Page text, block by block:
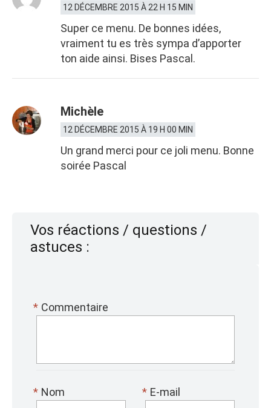
12 DÉCEMBRE 2015 À 22 H 15 MIN
Super ce menu. De bonnes idées,
vraiment tu es très sympa d’apporter
ton aide ainsi. Bises Pascal.
Michèle
12 DÉCEMBRE 2015 À 19 H 00 MIN
Un grand merci pour ce joli menu. Bonne
soirée Pascal
Vos réactions / questions /
astuces :
Commentaire
*
Nom
* E-mail
*